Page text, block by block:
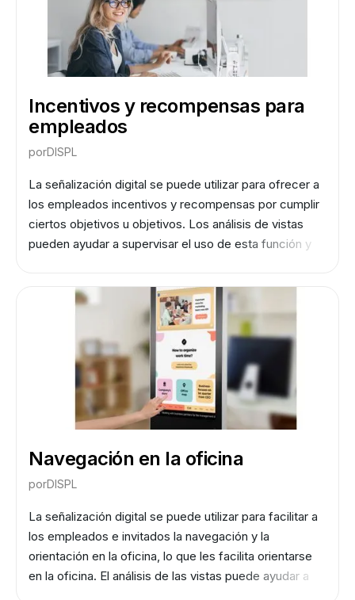
Incentivos y recompensas para
empleados
porDISPL
La señalización digital se puede utilizar para ofrecer a
los empleados incentivos y recompensas por cumplir
ciertos objetivos u objetivos. Los análisis de vistas
pueden ayudar a supervisar el uso de esta función y
Navegación en la oficina
porDISPL
La señalización digital se puede utilizar para facilitar a
los empleados e invitados la navegación y la
orientación en la oficina, lo que les facilita orientarse
en la oficina. El análisis de las vistas puede ayudar a